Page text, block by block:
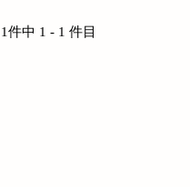
1件中 1 - 1 件目